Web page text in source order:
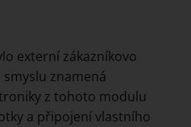
externí zákazníkovo
znamená
z tohoto modulu
a připojení vlastního